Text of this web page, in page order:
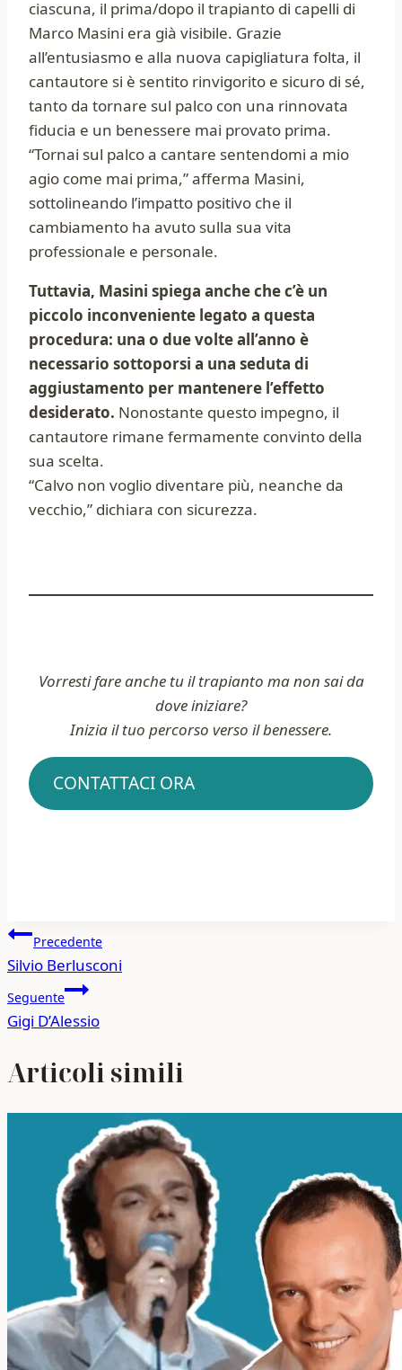
ciascuna, il prima/dopo il trapianto di capelli di
Marco Masini era già visibile. Grazie
all’entusiasmo e alla nuova capigliatura folta, il
cantautore si è sentito rinvigorito e sicuro di sé,
tanto da tornare sul palco con una rinnovata
fiducia e un benessere mai provato prima.
“Tornai sul palco a cantare sentendomi a mio
agio come mai prima,” afferma Masini,
sottolineando l’impatto positivo che il
cambiamento ha avuto sulla sua vita
professionale e personale.
Tuttavia, Masini spiega anche che c’è un
piccolo inconveniente legato a questa
procedura: una o due volte all’anno è
necessario sottoporsi a una seduta di
aggiustamento per mantenere l’effetto
desiderato. Nonostante questo impegno, il
cantautore rimane fermamente convinto della
sua scelta.
“Calvo non voglio diventare più, neanche da
vecchio,” dichiara con sicurezza.
Vorresti fare anche tu il trapianto ma non sai da
dove iniziare?
Inizia il tuo percorso verso il benessere.
CONTATTACI ORA
Navigazione
articoli
Precedente
Silvio Berlusconi
Seguente
Gigi D’Alessio
Articoli simili